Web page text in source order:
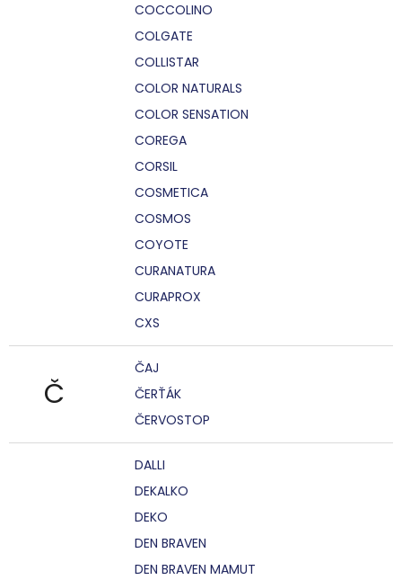
COCCOLINO
COLGATE
COLLISTAR
COLOR NATURALS
COLOR SENSATION
COREGA
CORSIL
COSMETICA
COSMOS
COYOTE
CURANATURA
CURAPROX
CXS
Č
ČAJ
ČERŤÁK
ČERVOSTOP
DALLI
DEKALKO
DEKO
DEN BRAVEN
DEN BRAVEN MAMUT